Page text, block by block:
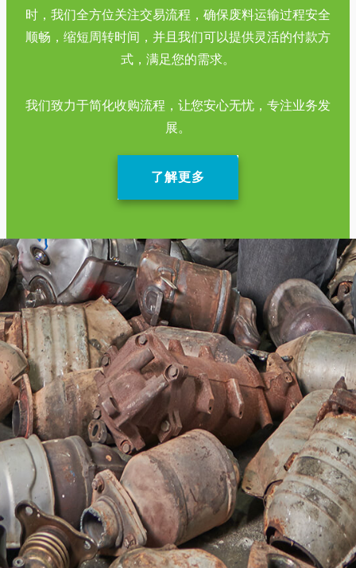
时，我们全方位关注交易流程，确保废料运输过程安全
顺畅，缩短周转时间，并且我们可以提供灵活的付款方
式，满足您的需求。
我们致力于简化收购流程，让您安心无忧，专注业务发
展。
了解更多